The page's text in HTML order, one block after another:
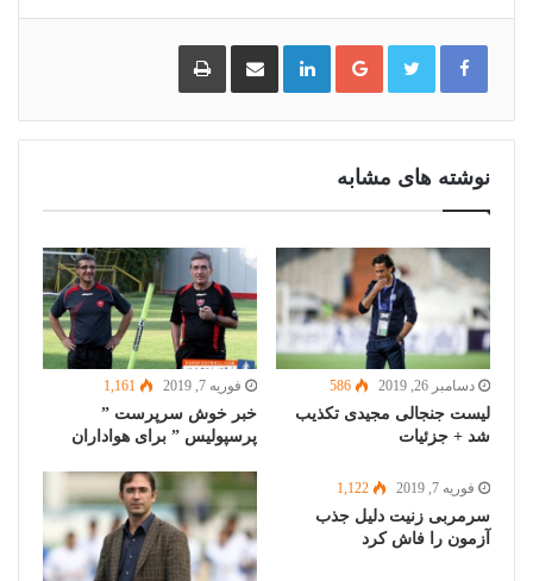
گوگل
پلاس
لینکدین اشتراک
گذاری
ایمیل
چاپ
نوشته های مشابه
دسامبر 26, 2019 586
لیست جنجالی مجیدی تکذیب
شد + جزئیات
فوریه 7, 2019 1,161
خبر خوش سرپرست ”
پرسپولیس ” برای هواداران
فوریه 7, 2019 1,122
سرمربی زنیت دلیل جذب
آزمون را فاش کرد